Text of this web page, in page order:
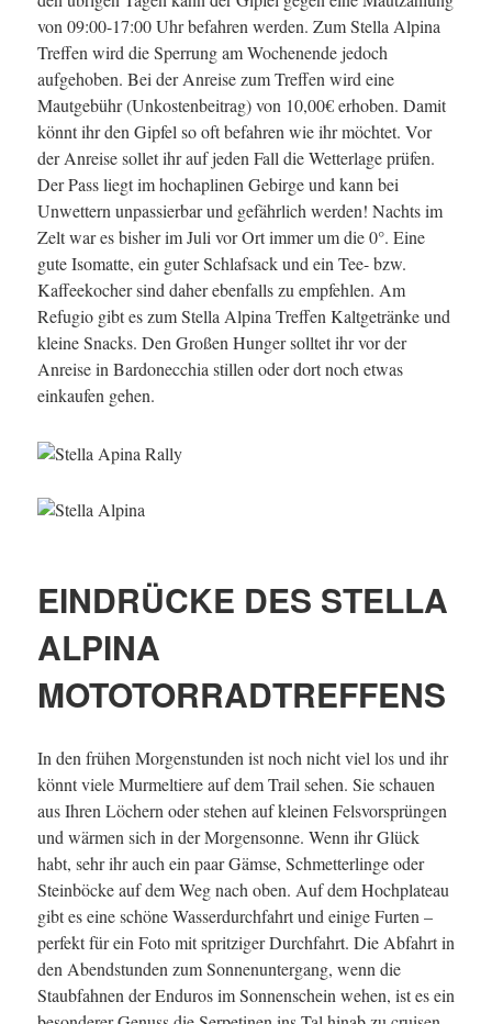
von 09:00-17:00 Uhr befahren werden. Zum Stella Alpina
Treffen wird die Sperrung am Wochenende jedoch
aufgehoben. Bei der Anreise zum Treffen wird eine
Mautgebühr (Unkostenbeitrag) von 10,00€ erhoben. Damit
könnt ihr den Gipfel so oft befahren wie ihr möchtet. Vor
der Anreise sollet ihr auf jeden Fall die Wetterlage prüfen.
Der Pass liegt im hochaplinen Gebirge und kann bei
Unwettern unpassierbar und gefährlich werden! Nachts im
Zelt war es bisher im Juli vor Ort immer um die 0°. Eine
gute Isomatte, ein guter Schlafsack und ein Tee- bzw.
Kaffeekocher sind daher ebenfalls zu empfehlen. Am
Refugio gibt es zum Stella Alpina Treffen Kaltgetränke und
kleine Snacks. Den Großen Hunger solltet ihr vor der
Anreise in Bardonecchia stillen oder dort noch etwas
einkaufen gehen.
EINDRÜCKE DES STELLA
ALPINA
MOTOTORRADTREFFENS
In den frühen Morgenstunden ist noch nicht viel los und ihr
könnt viele Murmeltiere auf dem Trail sehen. Sie schauen
aus Ihren Löchern oder stehen auf kleinen Felsvorsprüngen
und wärmen sich in der Morgensonne. Wenn ihr Glück
habt, sehr ihr auch ein paar Gämse, Schmetterlinge oder
Steinböcke auf dem Weg nach oben. Auf dem Hochplateau
gibt es eine schöne Wasserdurchfahrt und einige Furten –
perfekt für ein Foto mit spritziger Durchfahrt. Die Abfahrt in
den Abendstunden zum Sonnenuntergang, wenn die
Staubfahnen der Enduros im Sonnenschein wehen, ist es ein